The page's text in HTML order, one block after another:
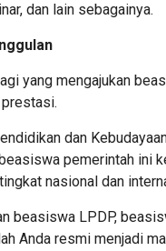
dan lain sebagainya.
yang mengajukan
dan
pemerintah ini
nasional dan
beasiswa LPDP,
Anda resmi menjadi